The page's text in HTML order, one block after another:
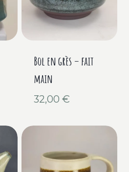
Bol en grès – fait
main
32,00 €